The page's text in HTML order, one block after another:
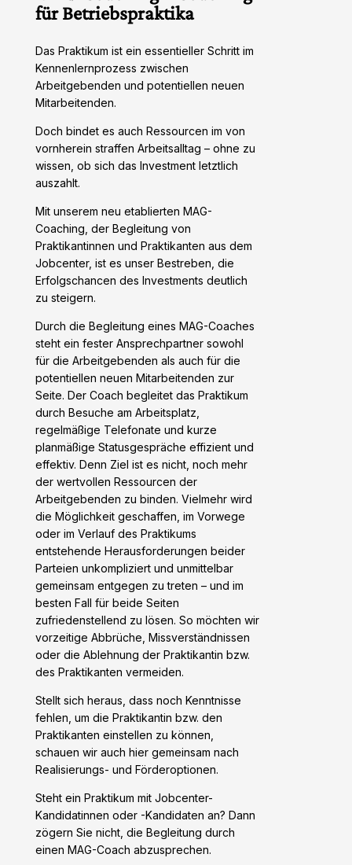
für Betriebspraktika
Das Praktikum ist ein essentieller Schritt im
Kennenlernprozess zwischen
Arbeitgebenden und potentiellen neuen
Mitarbeitenden.
Doch bindet es auch Ressourcen im von
vornherein straffen Arbeitsalltag – ohne zu
wissen, ob sich das Investment letztlich
auszahlt.
Mit unserem neu etablierten MAG-
Coaching, der Begleitung von
Praktikantinnen und Praktikanten aus dem
Jobcenter, ist es unser Bestreben, die
Erfolgschancen des Investments deutlich
zu steigern.
Durch die Begleitung eines MAG-Coaches
steht ein fester Ansprechpartner sowohl
für die Arbeitgebenden als auch für die
potentiellen neuen Mitarbeitenden zur
Seite. Der Coach begleitet das Praktikum
durch Besuche am Arbeitsplatz,
regelmäßige Telefonate und kurze
planmäßige Statusgespräche effizient und
effektiv. Denn Ziel ist es nicht, noch mehr
der wertvollen Ressourcen der
Arbeitgebenden zu binden. Vielmehr wird
die Möglichkeit geschaffen, im Vorwege
oder im Verlauf des Praktikums
entstehende Herausforderungen beider
Parteien unkompliziert und unmittelbar
gemeinsam entgegen zu treten – und im
besten Fall für beide Seiten
zufriedenstellend zu lösen. So möchten wir
vorzeitige Abbrüche, Missverständnissen
oder die Ablehnung der Praktikantin bzw.
des Praktikanten vermeiden.
Stellt sich heraus, dass noch Kenntnisse
fehlen, um die Praktikantin bzw. den
Praktikanten einstellen zu können,
schauen wir auch hier gemeinsam nach
Realisierungs- und Förderoptionen.
Steht ein Praktikum mit Jobcenter-
Kandidatinnen oder -Kandidaten an? Dann
zögern Sie nicht, die Begleitung durch
einen MAG-Coach abzusprechen.